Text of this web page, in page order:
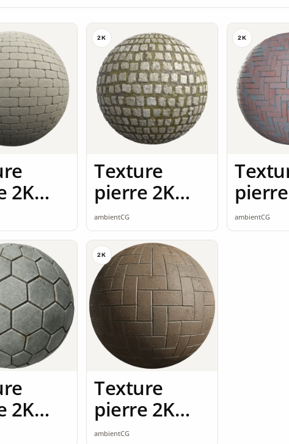
2K
2K
Texture
pierre 2K
seamless
ambientCG
2K
ambientCG
2K
2K
Texture
pierre 2K
seamless
ambientCG